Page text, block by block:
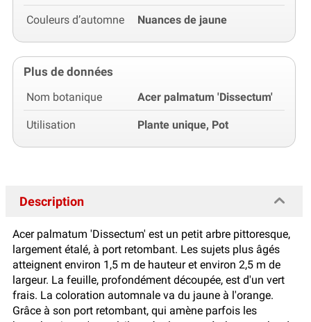
Couleurs d’automne Nuances de jaune
Plus de données
Nom botanique Acer palmatum 'Dissectum'
Utilisation Plante unique, Pot
Description
Acer palmatum 'Dissectum' est un petit arbre pittoresque,
largement étalé, à port retombant. Les sujets plus âgés
atteignent environ 1,5 m de hauteur et environ 2,5 m de
largeur. La feuille, profondément découpée, est d'un vert
frais. La coloration automnale va du jaune à l'orange.
Grâce à son port retombant, qui amène parfois les